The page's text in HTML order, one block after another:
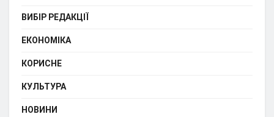
ВИБІР РЕДАКЦІЇ
ЕКОНОМІКА
КОРИСНЕ
КУЛЬТУРА
НОВИНИ